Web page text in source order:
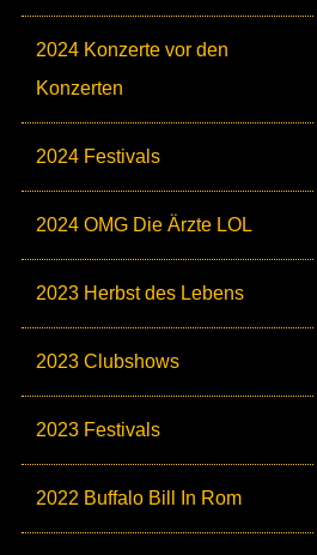
2024 Konzerte vor den
Konzerten
2024 Festivals
2024 OMG Die Ärzte LOL
2023 Herbst des Lebens
2023 Clubshows
2023 Festivals
2022 Buffalo Bill In Rom